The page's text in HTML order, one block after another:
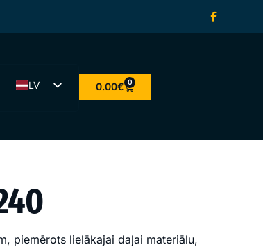
LV 0.00€ 0
piemērots lielākajai daļai materiālu,